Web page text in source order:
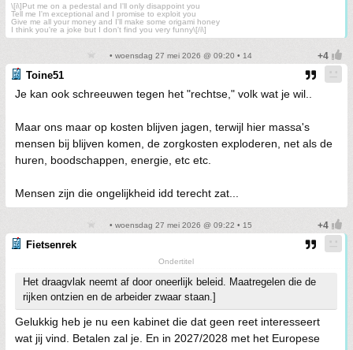
\[i\]Put me on a pedestal and I'll only disappoint you
Tell me I'm exceptional and I promise to exploit you
Give me all your money and I'll make some origami honey
I think you're a joke but I don't find you very funny\[/i\]
• woensdag 27 mei 2026 @ 09:20 • 14
Toine51
Je kan ook schreeuwen tegen het "rechtse," volk wat je wil..
Maar ons maar op kosten blijven jagen, terwijl hier massa's
mensen bij blijven komen, de zorgkosten exploderen, net als de
huren, boodschappen, energie, etc etc.
Mensen zijn die ongelijkheid idd terecht zat...
• woensdag 27 mei 2026 @ 09:22 • 15
Fietsenrek
Ondertitel
Het draagvlak neemt af door oneerlijk beleid. Maatregelen die de
rijken ontzien en de arbeider zwaar staan.]
Gelukkig heb je nu een kabinet die dat geen reet interesseert
wat jij vind. Betalen zal je. En in 2027/2028 met het Europese